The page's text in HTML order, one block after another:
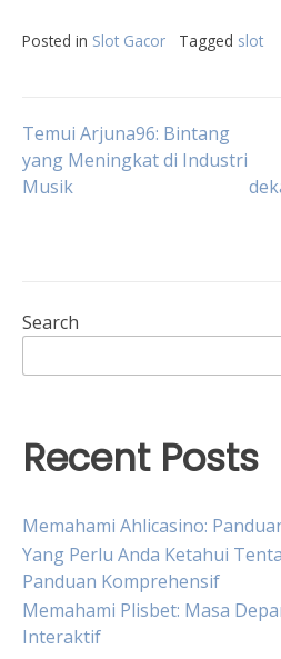
Posted in Slot Gacor Tagged slot
Post
navigation
Temui Arjuna96: Bintang
yang Meningkat di Industri
Musik
Search
Recent Posts
Memahami Ahlicasino:
Yang Perlu Anda Ketahui
Panduan Komprehensif
Memahami Plisbet: Masa
Interaktif